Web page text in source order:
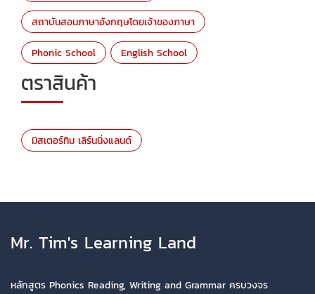
สถาบันสอนภาษาอังกฤษโดยเจ้าของภาษา
Phonic School English School
ตราสินค้า
มิสเตอร์ทิม เลิร์นนิ่งแลนด์
Mr. Tim's Learning Land
หลักสูตร Phonics Reading, Writing and Grammar ครบวงจร